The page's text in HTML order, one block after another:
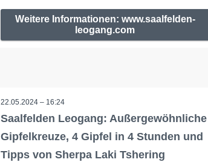
Weitere Informationen: www.saalfelden-
leogang.com
22.05.2024 – 16:24
Saalfelden Leogang: Außergewöhnliche
Gipfelkreuze, 4 Gipfel in 4 Stunden und
Tipps von Sherpa Laki Tshering